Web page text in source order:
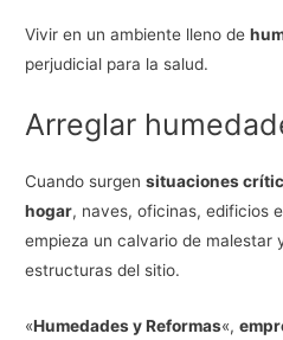
Vivir en un ambiente lleno de
perjudicial para la salud.
Arreglar
Cuando surgensituaciones
hogar, naves, oficinas, edificios
empieza un calvario de malestar
estructuras del sitio.
«Humedades y Reformas«,